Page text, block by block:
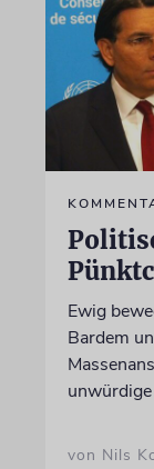
Ewig
Bardem
von Nils